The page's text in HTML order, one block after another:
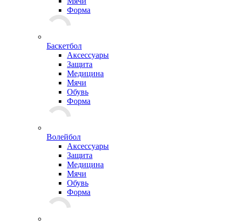
Форма
Баскетбол
Аксессуары
Защита
Медицина
Мячи
Обувь
Форма
Волейбол
Аксессуары
Защита
Медицина
Мячи
Обувь
Форма